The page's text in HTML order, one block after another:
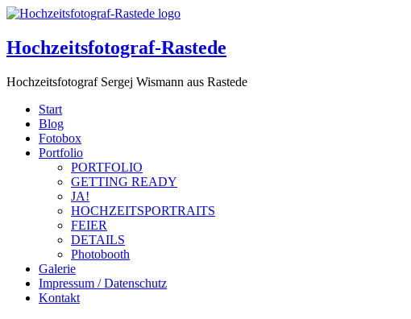
Hochzeitsfotograf-Rastede
Hochzeitsfotograf Sergej Wismann aus Rastede
Start
Blog
Fotobox
Portfolio
PORTFOLIO
GETTING READY
JA!
HOCHZEITSPORTRAITS
FEIER
DETAILS
Photobooth
Galerie
Impressum / Datenschutz
Kontakt